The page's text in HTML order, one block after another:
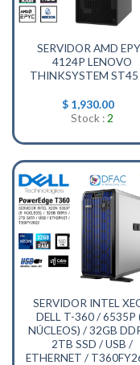
SERVIDOR AMD
4124P LENOVO
THINKSYSTEM ST45
$ 1,930.00
Stock : 2
SERVIDOR INTEL
DELL T-360 / 6535P
NÚCLEOS) / 32GB
2TB SSD / USB /
ETHERNET /